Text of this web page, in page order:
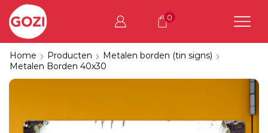
0
Home Producten
Metalen borden (tin signs)
Metalen Borden 40x30